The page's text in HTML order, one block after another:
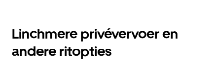
Linchmere privévervoer en
andere ritopties